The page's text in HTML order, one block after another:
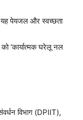
यह पेयजल और स्वच्छता
‘कार्यात्मक घरेलू नल
विभाग (DPIIT),